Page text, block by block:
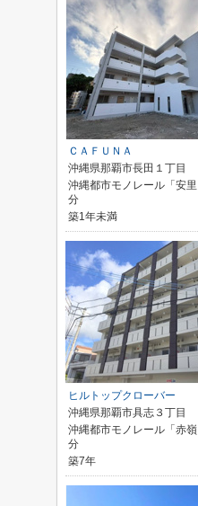
ＣＡＦＵＮＡ
沖縄県那覇市長田１丁目
沖縄都市モノレール「安
分
築1年未満
ヒルトップクローバー
沖縄県那覇市具志３丁目
沖縄都市モノレール「赤
分
築7年